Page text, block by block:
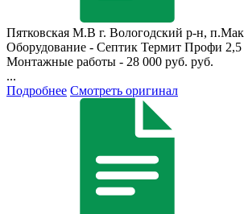
Пятковская М.В г. Вологодский р-н,
Оборудование - Септик Термит Профи 2,5
Монтажные работы - 28 000 руб. руб.
...
Подробнее Смотреть оригинал